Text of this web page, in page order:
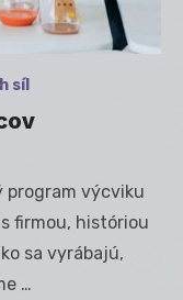
síl
program výcviku
firmou, históriou
sa vyrábajú,
…